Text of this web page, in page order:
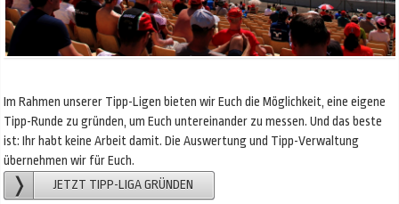
Im Rahmen unserer Tipp-Ligen bieten wir Euch die Möglichkeit, eine eigene
Tipp-Runde zu gründen, um Euch untereinander zu messen. Und das beste
ist: Ihr habt keine Arbeit damit. Die Auswertung und Tipp-Verwaltung
übernehmen wir für Euch.
JETZT TIPP-LIGA GRÜNDEN